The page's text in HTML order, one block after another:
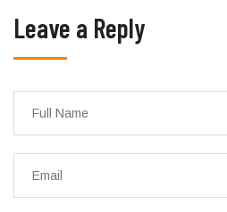
Leave a Reply